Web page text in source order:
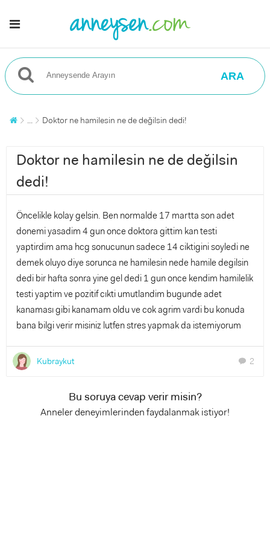
ARA
... Doktor ne hamilesin ne de değilsin dedi!
Doktor ne hamilesin ne de değilsin
dedi!
Öncelikle kolay gelsin. Ben normalde 17 martta son adet
donemi yasadim 4 gun once doktora gittim kan testi
yaptirdim ama hcg sonucunun sadece 14 ciktigini soyledi ne
demek oluyo diye sorunca ne hamilesin nede hamile degilsin
dedi bir hafta sonra yine gel dedi 1 gun once kendim hamilelik
testi yaptim ve pozitif cıkti umutlandim bugunde adet
kanaması gibi kanamam oldu ve cok agrim vardi bu konuda
bana bilgi verir misiniz lutfen stres yapmak da istemiyorum
Kubraykut chat 2
Bu soruya cevap verir misin?
Anneler deneyimlerinden faydalanmak istiyor!